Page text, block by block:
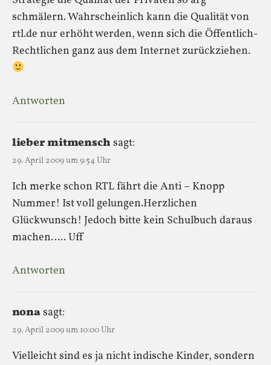
schmälern. Wahrscheinlich kann die Qualität von
rtl.de nur erhöht werden, wenn sich die Öffentlich-
Rechtlichen ganz aus dem Internet zurückziehen.
Antworten
lieber mitmensch sagt:
29. April 2009 um 9:54 Uhr
Ich merke schon RTL fährt die Anti – Knopp
Nummer! Ist voll gelungen.Herzlichen
Glückwunsch! Jedoch bitte kein Schulbuch daraus
machen….. Uff
Antworten
nonasagt:
29. April 2009 um 10:00 Uhr
Vielleicht sind es ja nicht indische Kinder, sondern